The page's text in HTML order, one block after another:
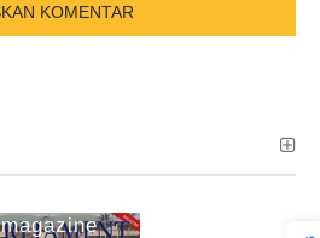
magazine